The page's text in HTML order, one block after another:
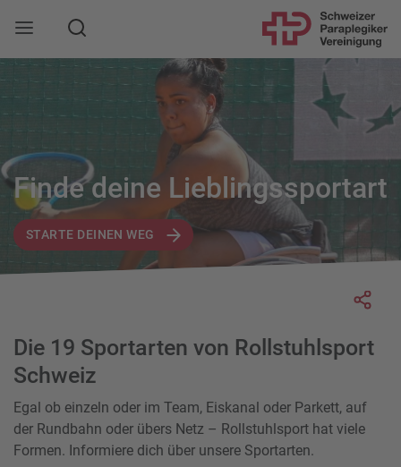
Mobile Navigation öffnen
Suche
Finde deine Lieblingssportart
STARTE DEINEN WEG
Die 19 Sportarten von Rollstuhlsport
Schweiz
Egal ob einzeln oder im Team, Eiskanal oder Parkett, auf
der Rundbahn oder übers Netz – Rollstuhlsport hat viele
Formen. Informiere dich über unsere Sportarten.